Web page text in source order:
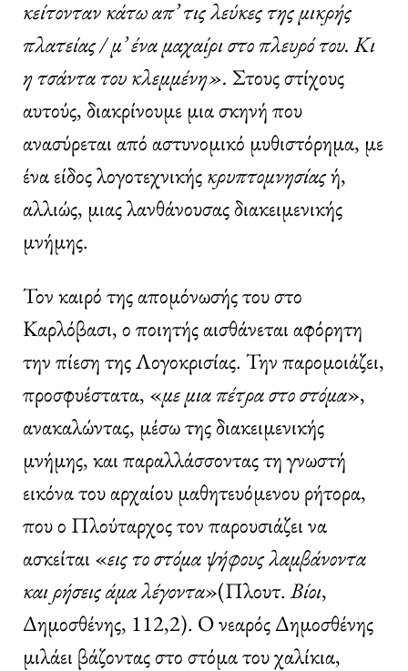
κείτονταν κάτω απ’ τις λεύκες της μικρής
πλατείας / μ’ ένα μαχαίρι στο πλευρό του. Κι
η τσάντα του κλεμμένη». Στους στίχους
αυτούς, διακρίνουμε μια σκηνή που
ανασύρεται από αστυνομικό μυθιστόρημα, με
ένα είδος λογοτεχνικήςκρυπτομνησίαςή,
αλλιώς, μιας λανθάνουσας διακειμενικής
μνήμης.
Τον καιρό της απομόνωσής του στο
Καρλόβασι, ο ποιητής αισθάνεται αφόρητη
την πίεση της Λογοκρισίας. Την παρομοιάζει,
προσφυέστατα, «μεμιαπέτραστοστόμα»,
ανακαλώντας, μέσω της διακειμενικής
μνήμης, και παραλλάσσοντας τη γνωστή
εικόνα του αρχαίου μαθητευόμενου ρήτορα,
που ο Πλούταρχος τον παρουσιάζει να
ασκείται «ειςτοστόμαψήφουςλαμβάνοντα
καιρήσειςάμαλέγοντα»(Πλουτ.Βίοι,
Δημοσθένης, 112,2). Ο νεαρός Δημοσθένης
μιλάει βάζοντας στο στόμα του χαλίκια,